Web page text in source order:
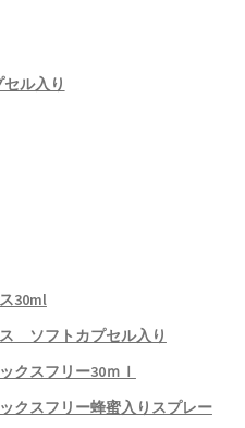
）
報
情報
ル入り
30ml
ソフトカプセル入り
スフリー30ｍｌ
クスフリー蜂蜜入りスプレー